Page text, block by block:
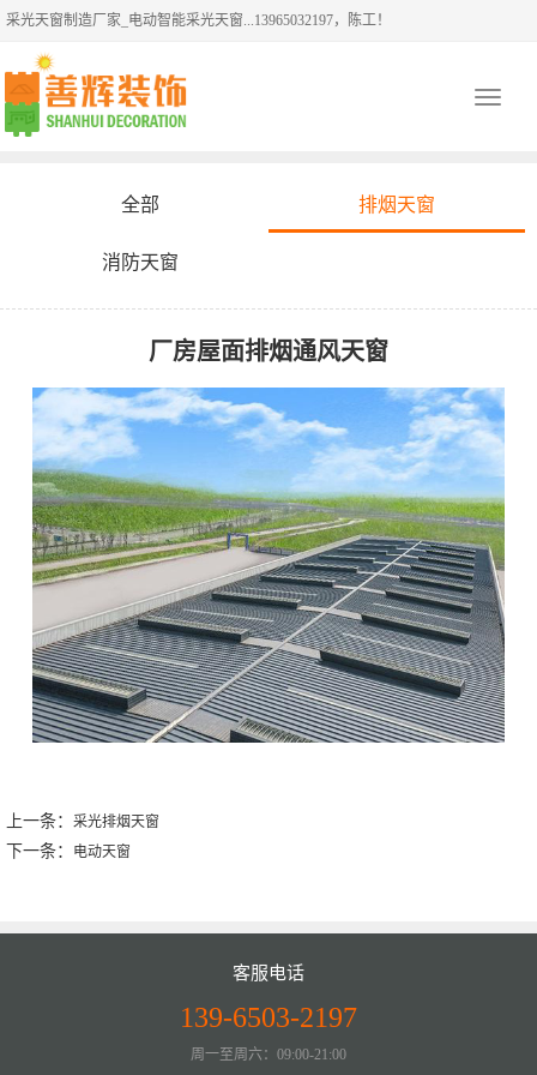
采光天窗制造厂家_电动智能采光天窗...13965032197，陈工！
Toggle
全部 排烟天窗
消防天窗
厂房屋面排烟通风天窗
上一条： 采光排烟天窗
下一条： 电动天窗
客服电话
139-6503-2197
周一至周六：09:00-21:00